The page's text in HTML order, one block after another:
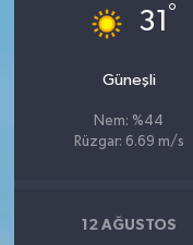
31 °
Güneşli
Nem: %44
Rüzgar: 6.69 m/s
12 AĞUSTOS